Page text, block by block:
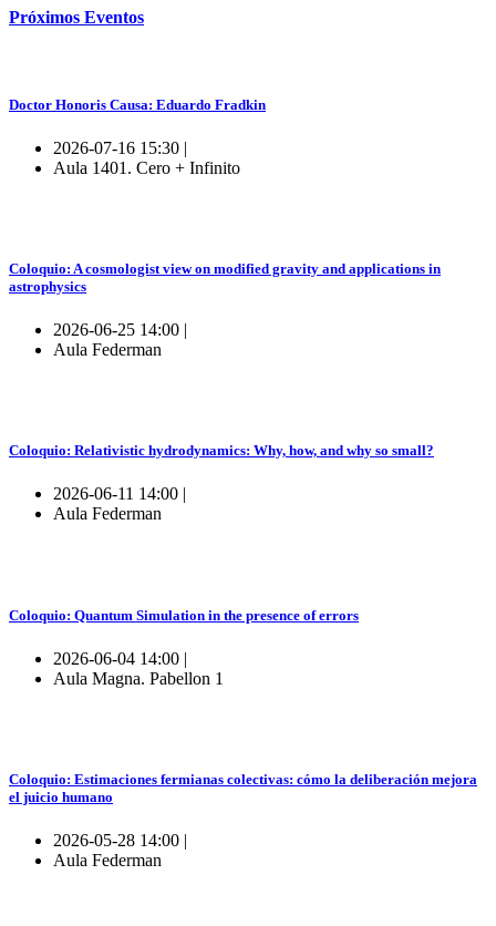
Próximos Eventos
Doctor Honoris Causa: Eduardo Fradkin
2026-07-16 15:30 |
Aula 1401. Cero + Infinito
Coloquio: A cosmologist view on modified gravity and applications in
astrophysics
2026-06-25 14:00 |
Aula Federman
Coloquio: Relativistic hydrodynamics: Why, how, and why so small?
2026-06-11 14:00 |
Aula Federman
Coloquio: Quantum Simulation in the presence of errors
2026-06-04 14:00 |
Aula Magna. Pabellon 1
Coloquio: Estimaciones fermianas colectivas: cómo la deliberación mejora
el juicio humano
2026-05-28 14:00 |
Aula Federman